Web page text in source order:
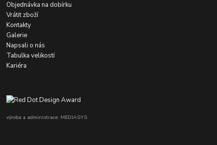
Objednávka na dobírku
Vrátit zboží
Kontakty
Galerie
Napsali o nás
Tabulka velikostí
Kariéra
výroba a administrace: MEDIASYS